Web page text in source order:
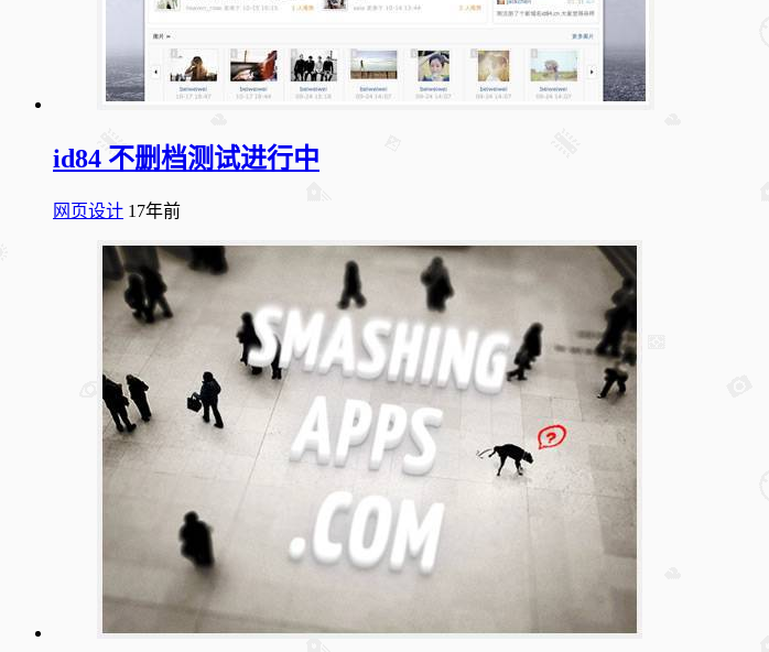
id84 不删档测试进行中
网页设计 17年前